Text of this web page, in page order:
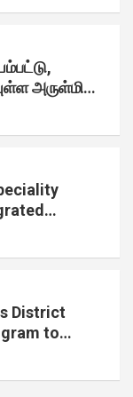
அருள்மிகு
விழா
District
to